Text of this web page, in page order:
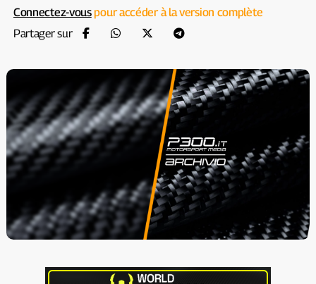
Connectez-vouspour accéder à la version complète
Partager sur